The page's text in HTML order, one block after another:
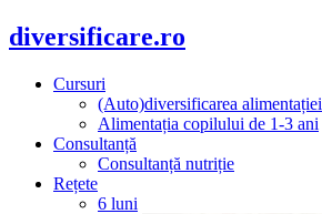
diversificare.ro
Cursuri
(Auto)diversificarea
Alimentația copilului de 1-3 ani
Consultanță
Consultanță nutriție
Rețete
6 luni